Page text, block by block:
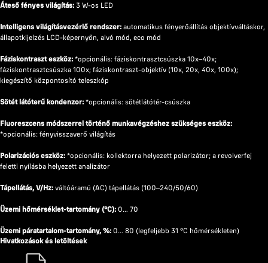
Áteső fényes világítás: 3 W-os LED
Intelligens világításvezérlő rendszer: automatikus fényerőállítás objektívváltáskor,
állapotkijelzés LCD-képernyőn, alvó mód, eco mód
Fáziskontraszt eszköz: *opcionális: fáziskontrasztcsúszka 10x–40x;
fáziskontrasztcsúszka 100x; fáziskontraszt-objektív (10x, 20x, 40x, 100x);
kiegészítő központosító teleszkóp
Sötét látóterű kondenzor: *opcionális: sötétlátótér-csúszka
Fluoreszcens módszerrel történő munkavégzéshez szükséges eszköz:
*opcionális: fényvisszaverő világítás
Polarizációs eszköz: *opcionális: kollektorra helyezett polarizátor; a revolverfej
feletti nyílásba helyezett analizátor
Tápellátás, V/Hz: váltóáramú (AC) tápellátás (100–240/50/60)
Üzemi hőmérséklet-tartomány (°C): 0… 70
Üzemi páratartalom-tartomány, %: 0… 80 (legfeljebb 31 °C hőmérsékleten)
Hivatkozások és letöltések